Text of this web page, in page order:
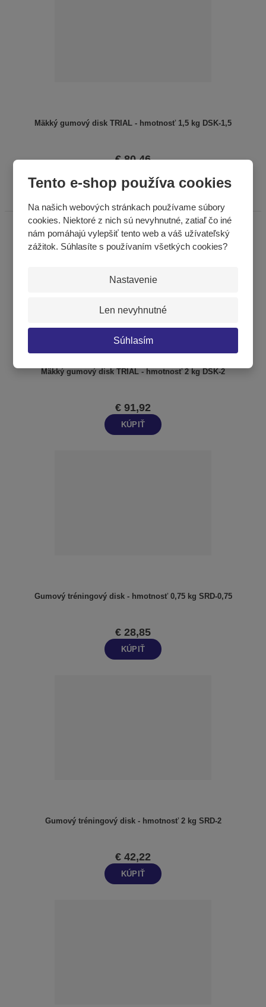
Tento e-shop používa cookies
Na našich webových stránkach používame súbory
cookies. Niektoré z nich sú nevyhnutné, zatiaľ čo iné
nám pomáhajú vylepšiť tento web a váš užívateľský
zážitok. Súhlasíte s používaním všetkých cookies?
Nastavenie
Len nevyhnutné
Súhlasím
Mäkký gumový disk TRIAL - hmotnosť 1,5 kg DSK-1,5
€ 80,46
Mäkký gumový disk TRIAL - hmotnosť 2 kg DSK-2
€ 91,92
KÚPIŤ
Gumový tréningový disk - hmotnosť 0,75 kg SRD-0,75
€ 28,85
KÚPIŤ
Gumový tréningový disk - hmotnosť 2 kg SRD-2
€ 42,22
KÚPIŤ